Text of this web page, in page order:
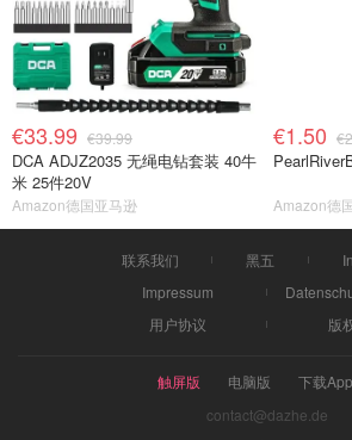
€33.99 €39.99
DCA ADJZ2035 无绳电钻套装 40牛
米 25件20V
Amazon德国亚马逊
€1.50
Amazon德
联系我们 黑五
Impressum
用户协议
版
触屏版 电脑版
下载App
contact@dazhe.de